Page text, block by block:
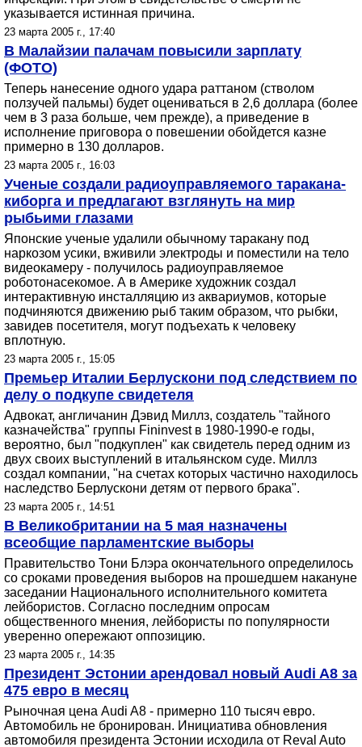
указывается истинная причина.
23 марта 2005 г., 17:40
В Малайзии палачам повысили зарплату
(ФОТО)
Теперь нанесение одного удара раттаном (стволом
ползучей пальмы) будет оцениваться в 2,6 доллара (более
чем в 3 раза больше, чем прежде), а приведение в
исполнение приговора о повешении обойдется казне
примерно в 130 долларов.
23 марта 2005 г., 16:03
Ученые создали радиоуправляемого таракана-
киборга и предлагают взглянуть на мир
рыбьими глазами
Японские ученые удалили обычному таракану под
наркозом усики, вживили электроды и поместили на тело
видеокамеру - получилось радиоуправляемое
роботонасекомое. А в Америке художник создал
интерактивную инсталляцию из аквариумов, которые
подчиняются движению рыб таким образом, что рыбки,
завидев посетителя, могут подъехать к человеку
вплотную.
23 марта 2005 г., 15:05
Премьер Италии Берлускони под следствием по
делу о подкупе свидетеля
Адвокат, англичанин Дэвид Миллз, создатель "тайного
казначейства" группы Fininvest в 1980-1990-е годы,
вероятно, был "подкуплен" как свидетель перед одним из
двух своих выступлений в итальянском суде. Миллз
создал компании, "на счетах которых частично находилось
наследство Берлускони детям от первого брака".
23 марта 2005 г., 14:51
В Великобритании на 5 мая назначены
всеобщие парламентские выборы
Правительство Тони Блэра окончательного определилось
со сроками проведения выборов на прошедшем накануне
заседании Национального исполнительного комитета
лейбористов. Согласно последним опросам
общественного мнения, лейбористы по популярности
уверенно опережают оппозицию.
23 марта 2005 г., 14:35
Президент Эстонии арендовал новый Audi A8 за
475 евро в месяц
Рыночная цена Audi A8 - примерно 110 тысяч евро.
Автомобиль не бронирован. Инициатива обновления
автомобиля президента Эстонии исходила от Reval Auto